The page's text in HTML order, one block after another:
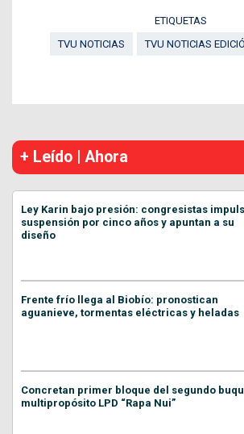
ETIQUETAS
TVU NOTICIAS
TVU NOTICIAS
+ Leído | Ahora
Ley Karin bajo presión: congresistas
suspensión por cinco años y apuntan a su
diseño
Frente frío llega al Biobío: pronostican
aguanieve, tormentas eléctricas y heladas
Concretan primer bloque del segundo
multipropósito LPD “Rapa Nui”